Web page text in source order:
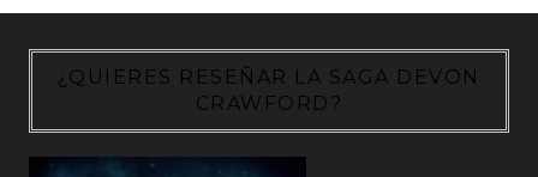
¿QUIERES RESEÑAR LA SAGA DEVON
CRAWFORD?